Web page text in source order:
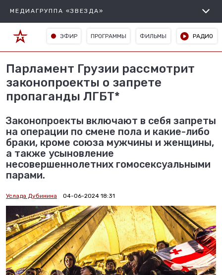
МЕДИАГРУППА «ЗВЕЗДА»
ЭФИР ПРОГРАММЫ ФИЛЬМЫ РАДИО
Парламент Грузии рассмотрит
законопроекты о запрете
пропаганды ЛГБТ*
Законопроекты включают в себя запреты
на операции по смене пола и какие-либо
браки, кроме союза мужчины и женщины,
а также усыновление
несовершеннолетних гомосексуальными
парами.
Услада Дубинина 04-06-2024 18:31